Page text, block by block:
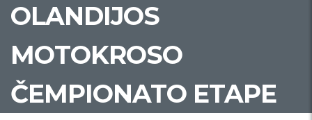
OLANDIJOS
MOTOKROSO
ČEMPIONATO ETAPE